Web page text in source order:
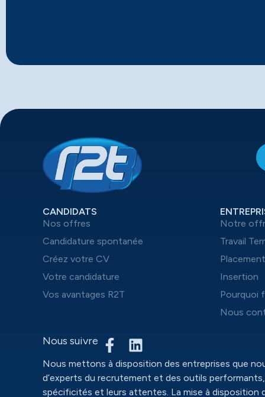
CANDIDATS
Nos offres
Candidature spontanée
Créez votre CV
Votre candidature
Vos avantages R2T
Notre
Travail
Placement
Insertion
Pourquoi
Nous
Nous suivre
Nous mettons à disposition des entreprises que
d’experts du recrutement et des outils
spécificités et leurs attentes. La mise à disposition